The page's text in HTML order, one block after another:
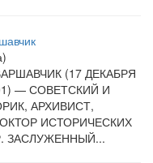
(17 ДЕКАБРЯ
— СОВЕТСКИЙ И
АРХИВИСТ,
ИСТОРИЧЕСКИХ
ЗАСЛУЖЕННЫЙ...